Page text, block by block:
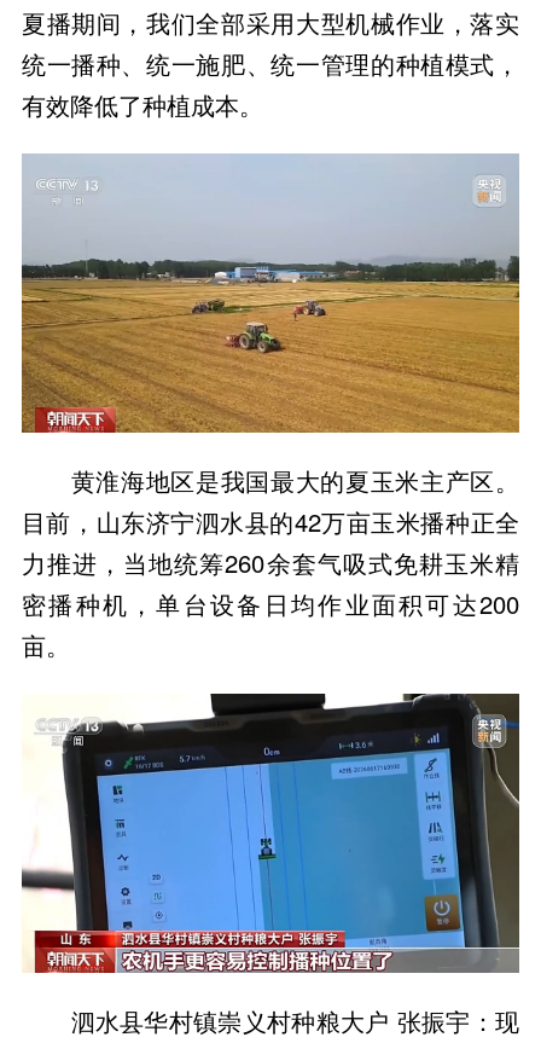
夏播期间，我们全部采用大型机械作业，落实
统一播种、统一施肥、统一管理的种植模式，
有效降低了种植成本。
黄淮海地区是我国最大的夏玉米主产区。
目前，山东济宁泗水县的42万亩玉米播种正全
力推进，当地统筹260余套气吸式免耕玉米精
密播种机，单台设备日均作业面积可达200
亩。
泗水县华村镇崇义村种粮大户 张振宇：现